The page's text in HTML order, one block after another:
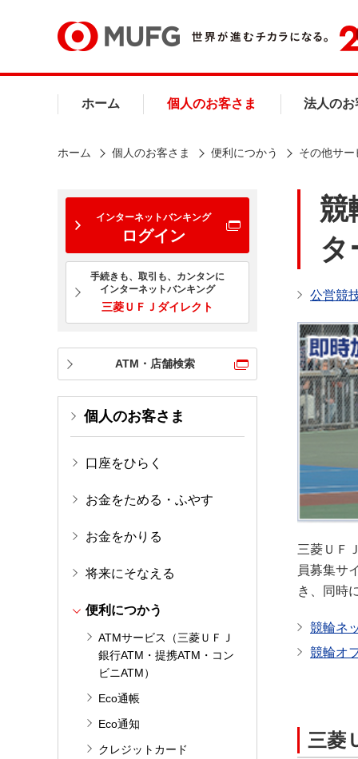
ホーム 個人のお客さま 法人のお
ホーム 個人のお客さま 便利につかう その他サー
インターネットバンキング
ログイン
手続きも、取引も、カンタンに
インターネットバンキング
三菱ＵＦＪダイレクト
ATM・店舗検索
個人のお客さま
口座をひらく
お金をためる・ふやす
お金をかりる
将来にそなえる
便利につかう
ATMサービス（三菱ＵＦＪ
銀行ATM・提携ATM・コン
ビニATM）
Eco通帳
Eco通知
クレジットカード
競
タ
公営競
三菱ＵＦ
員募集サ
き、同時
競輪ネ
競輪オ
三菱